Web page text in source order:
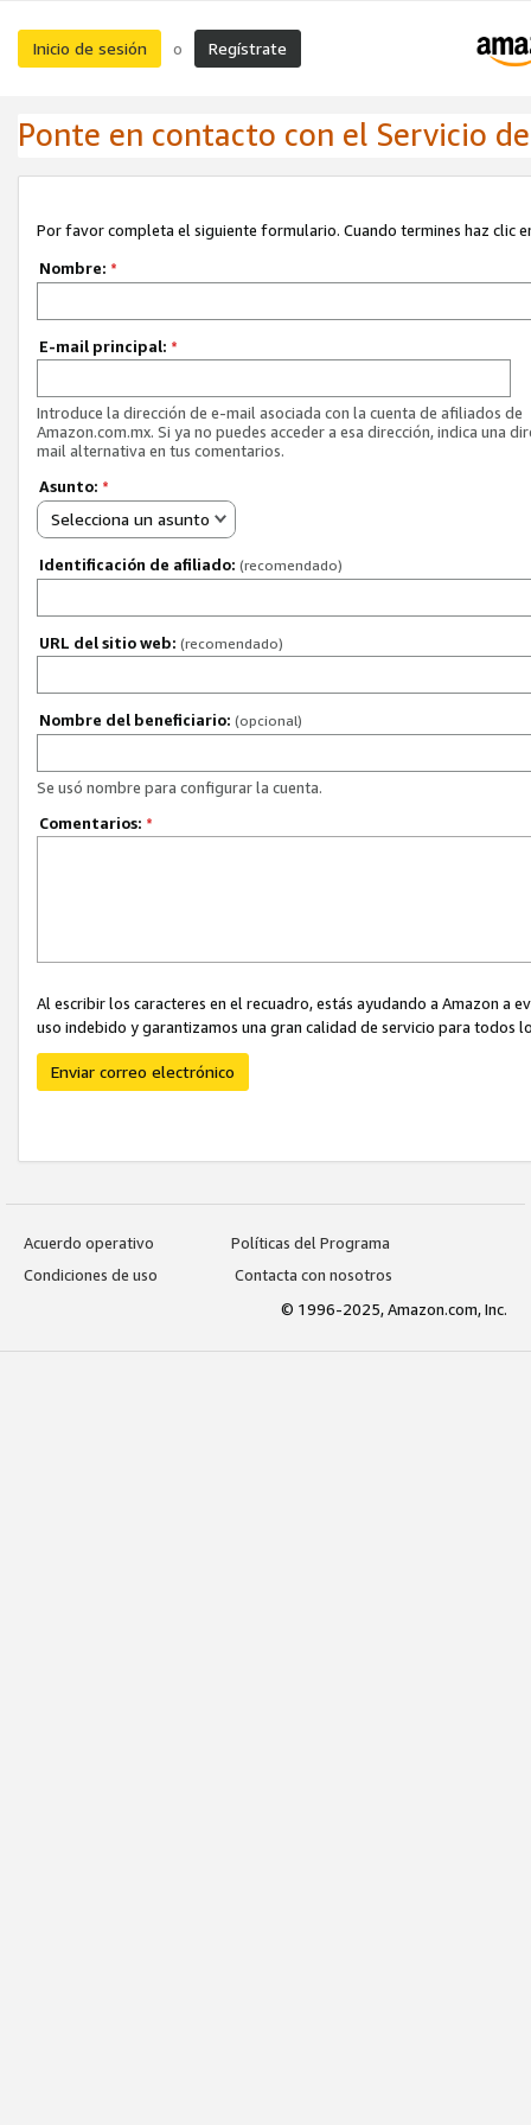
Inicio de sesión o Regístrate
Ponte en contacto con el Servicio
Por favor completa el siguiente formulario. Cuando termines haz clic
Nombre: *
E-mail principal: *
Introduce la dirección de e-mail asociada con la cuenta de afiliados de
Amazon.com.mx. Si ya no puedes acceder a esa dirección, indica una
mail alternativa en tus comentarios.
Asunto: *
Selecciona un asunto
Identificación de afiliado: (recomendado)
URL del sitio web: (recomendado)
Nombre del beneficiario: (opcional)
Se usó nombre para configurar la cuenta.
Comentarios: *
Al escribir los caracteres en el recuadro, estás ayudando a Amazon
uso indebido y garantizamos una gran calidad de servicio para todos
Enviar correo electrónico
Acuerdo operativo
Políticas del Programa
Condiciones de uso
Contacta con nosotros
© 1996-2025, Amazon.com, Inc.